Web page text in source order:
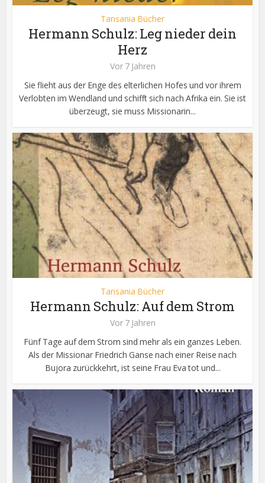
Tansania Bücher
Hermann Schulz: Leg nieder dein
Herz
Vor 7 Jahren
Sie flieht aus der Enge des elterlichen Hofes und vor ihrem
Verlobten im Wendland und schifft sich nach Afrika ein. Sie ist
überzeugt, sie muss Missionarin...
Tansania Bücher
Hermann Schulz: Auf dem Strom
Vor 7 Jahren
Fünf Tage auf dem Strom sind mehr als ein ganzes Leben.
Als der Missionar Friedrich Ganse nach einer Reise nach
Bujora zurückkehrt, ist seine Frau Eva tot und...